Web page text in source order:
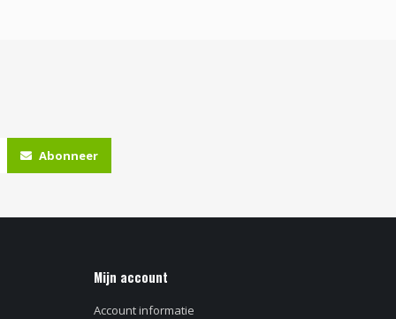
Abonneer
Mijn account
Account informatie